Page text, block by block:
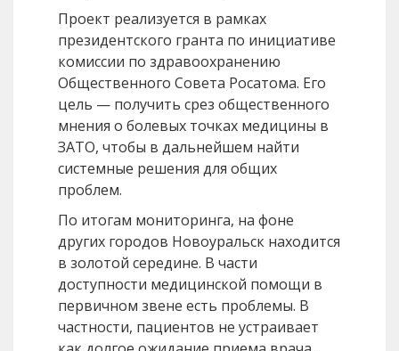
Проект реализуется в рамках
президентского гранта по инициативе
комиссии по здравоохранению
Общественного Совета Росатома. Его
цель — получить срез общественного
мнения о болевых точках медицины в
ЗАТО, чтобы в дальнейшем найти
системные решения для общих
проблем.
По итогам мониторинга, на фоне
других городов Новоуральск находится
в золотой середине. В части
доступности медицинской помощи в
первичном звене есть проблемы. В
частности, пациентов не устраивает